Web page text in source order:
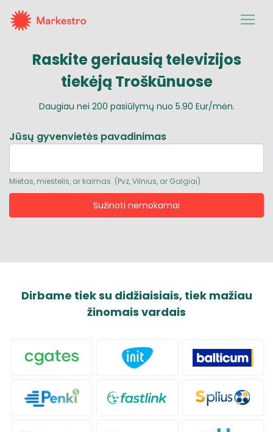
Raskite geriausią televizijos
tiekėją Troškūnuose
Daugiau nei 200 pasiūlymų nuo 5.90 Eur/mėn.
Jūsų gyvenvietės pavadinimas
Mietas, miestelis, ar kaimas. (Pvz, Vilnius, ar Galgiai)
Sužinoti nemokamai
Dirbame tiek su didžiaisiais, tiek mažiau
žinomais vardais